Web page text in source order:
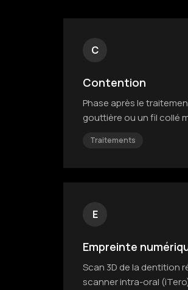
C
Contention
Phase après le
gouttière ou un fil collé
Traitements
E
Empreinte
Scan 3D de la dentition
scanner intra-oral